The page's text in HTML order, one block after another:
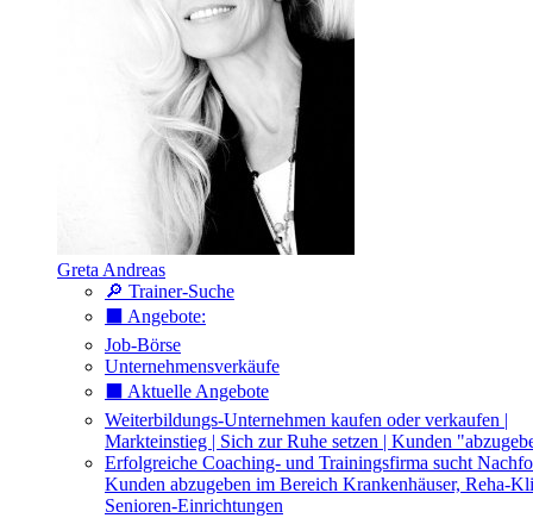
Greta Andreas
🔎 Trainer-Suche
⬛️ Angebote:
Job-Börse
Unternehmensverkäufe
⬛️ Aktuelle Angebote
Weiterbildungs-Unternehmen kaufen oder verkaufen |
Markteinstieg | Sich zur Ruhe setzen | Kunden
Erfolgreiche Coaching- und Trainingsfirma sucht
Kunden abzugeben im Bereich Krankenhäuser, Reha-
Senioren-Einrichtungen